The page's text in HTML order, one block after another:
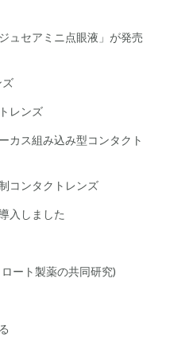
ュセアミニ点眼液」が発売
ズ
レンズ
カス組み込み型コンタクト
コンタクトレンズ
入しました
ート製薬の共同研究)